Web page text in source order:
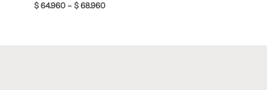
$64.960 –$68.960